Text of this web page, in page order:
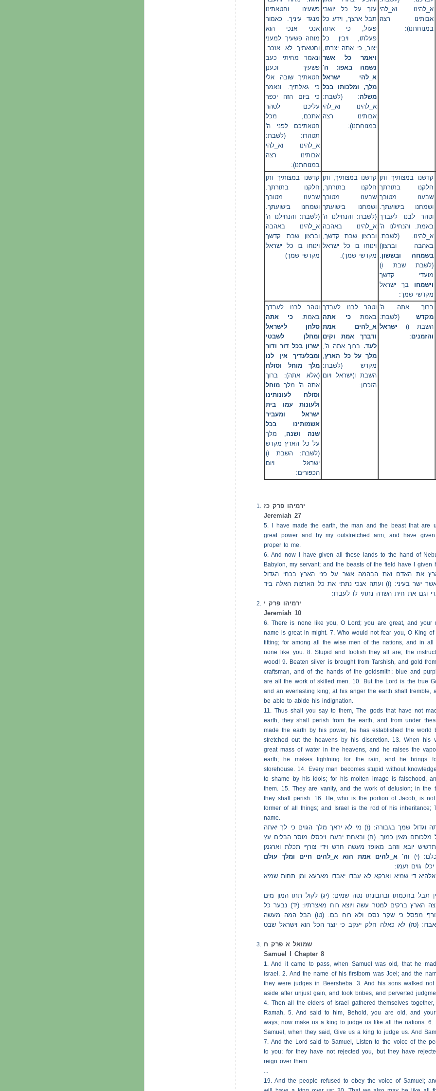
פשעינו וחטאתינו
מנגד עיניך. כאמור
אנכי אנכי הוא
מוחה פשעיך למעני
וחטאתיך לא אזכר:
ונאמר מחיתי כעב
פשעיך וכענן
חטאתיך שובה אלי
כי גאלתיך: ונאמר
כי ביום הזה יכפר
עליכם לטהר
אתכם, מכל
חטאתיכם לפני ה'
תטהרו: (לשבת:
א_להינו וא_להי
אבותינו רצה
במנוחתנו):
עזך על כל יושבי
תבל ארצך, וידע כל
פעול, כי אתה
פעלתו, ויבין כל
יצור, כי אתה יצרתו,
ויאמר כל אשר
נשמה באפו: ה'
א_להי ישראל
מלך, ומלכותו בכל
משלה: (לשבת:
א_להינו וא_להי
אבותינו רצה
במנוחתנו):
א_להינו וא_להי
אבותינו רצה
במנוחתנו):
קדשנו במצותיך ותן
חלקנו בתורתך.
שבענו מטובך
ושמחנו בישועתך.
(לשבת: והנחילנו ה'
א_להינו באהבה
וברצון שבת קדשך
וינוחו בו כל ישראל
מקדשי שמך)
קדשנו במצותיך, ותן
חלקנו בתורתך,
שבענו מטובך
ושמחנו בישועתך
(לשבת: והנחילנו ה'
א_להינו באהבה
וברצון שבת קדשך,
וינוחו בו כל ישראל
מקדשי שמך).
קדשנו במצותיך ותן
חלקנו בתורתך
שבענו מטובך
ושמחנו בישועתך.
וטהר לבנו לעבדך
באמת. והנחילנו ה'
א_להינו. (לשבת:
באהבה וברצון)
בשמחה ובששון.
(לשבת שבת ו)
מועדי קדשך
וישמחו בך ישראל
מקדשי שמך:
וטהר לבנו לעבדך
באמת.כי אתה
סלחן לישראל
ומחלן לשבטי
ישרון בכל דור ודור
ומבלעדיך אין לנו
מלך מוחל וסולח
(אלא אתה): ברוך
אתה ה' מלך מוחל
וסולח לעונותינו
ולעונות עמו בית
ישראל ומעביר
אשמותינו בכל
שנה ושנה, מלך
על כל הארץ מקדש
(לשבת: השבת ו)
ישראל ויום
הכפורים:
וטהר לבנו לעבדך
באמתכי אתה
א_להים אמת
ודברך אמת וקים
לעד. ברוך אתה ה',
מלך על כל הארץ,
מקדש (לשבת:
השבת ו)ישראל ויום
הזכרון:
ברוך אתה ה'
מקדש (לשבת:
השבת ו) ישראל
והזמנים:
ירמיהו פרק כז
Jeremiah 27
5. I have made the earth, the man and the beast that are
great power and by my outstretched arm, and have
proper to me.
6. And now I have given all these lands to the hand of
Babylon, my servant; and the beasts of the field have I given
את האדם ואת הבהמה אשר על פני הארץ בכחי הגדול
לאשר ישר בעיני: (ו) ועתה אנכי נתתי את כל הארצות האלה ביד
וגם את חית השדה נתתי לו לעבדו:
ירמיהו פרק י
Jeremiah 10
6. There is none like you, O Lord; you are great, and your
name is great in might. 7. Who would not fear you, O King
fitting; for among all the wise men of the nations, and in all
none like you. 8. Stupid and foolish they all are; the
wood! 9. Beaten silver is brought from Tarshish, and gold
craftsman, and of the hands of the goldsmith; blue and
are all the work of skilled men. 10. But the Lord is the true
and an everlasting king; at his anger the earth shall tremble,
be able to abide his indignation.
11. Thus shall you say to them, The gods that have not
earth, they shall perish from the earth, and from under
made the earth by his power, he has established the world
stretched out the heavens by his discretion. 13. When his
great mass of water in the heavens, and he raises the
earth; he makes lightning for the rain, and he brings
storehouse. 14. Every man becomes stupid without
to shame by his idols; for his molten image is falsehood,
them. 15. They are vanity, and the work of delusion; in the
they shall perish. 16. He, who is the portion of Jacob, is
former of all things; and Israel is the rod of his inheritance;
name.
וגדול שמך בגבורה: (ז) מי לא יראך מלך הגוים כי לך יאתה
מלכותם מאין כמוך: (ח) ובאחת יבערו ויכסלו מוסר הבלים עץ
יובא וזהב מאופז מעשה חרש וידי צורף תכלת וארגמן
(י) וה' א_להים אמת הוא א_להים חיים ומלך עולם
גוים זעמו:
די שמיא וארקא לא עבדו יאבדו מארעא ומן תחות שמיא
תבל בחכמתו ובתבונתו נטה שמים: (יג) לקול תתו המון מים
הארץ ברקים למטר עשה ויוצא רוח מאצרתיו: (יד) נבער כל
מפסל כי שקר נסכו ולא רוח בם: (טו) הבל המה מעשה
(טז) לא כאלה חלק יעקב כי יוצר הכל הוא וישראל שבט
שמואל א פרק ח
Samuel I Chapter 8
1. And it came to pass, when Samuel was old, that he
Israel. 2. And the name of his firstborn was Joel; and the
they were judges in Beersheba. 3. And his sons walked
aside after unjust gain, and took bribes, and perverted
4. Then all the elders of Israel gathered themselves
Ramah, 5. And said to him, Behold, you are old, and
ways; now make us a king to judge us like all the nations. 6.
Samuel, when they said, Give us a king to judge us. And
7. And the Lord said to Samuel, Listen to the voice of the
to you; for they have not rejected you, but they have
reign over them.
...
19. And the people refused to obey the voice of Samuel;